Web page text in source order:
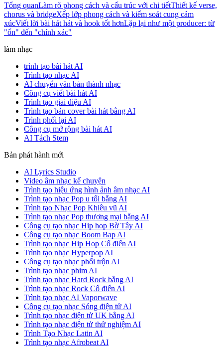
Tổng quanLàm rõ phong cách và cấu trúc với chi tiếtThiết kế verse,
chorus và bridgeXếp lớp phong cách và kiểm soát cung cảm
xúcViết lời bài hát hát và hook tốt hơnLặp lại như một producer: từ
"ổn" đến "chính xác"
làm nhạc
trình tạo bài hát AI
Trình tạo nhạc AI
AI chuyển văn bản thành nhạc
Công cụ viết bài hát AI
Trình tạo giai điệu AI
Trình tạo bản cover bài hát bằng AI
Trình phối lại AI
Công cụ mở rộng bài hát AI
AI Tách Stem
Bản phát hành mới
AI Lyrics Studio
Video âm nhạc kể chuyện
Trình tạo hiệu ứng hình ảnh âm nhạc AI
Trình tạo nhạc Pop u tối bằng AI
Trình tạo Nhạc Pop Khiêu vũ AI
Trình tạo nhạc Pop thương mại bằng AI
Công cụ tạo nhạc Hip hop Bờ Tây AI
Công cụ tạo nhạc Boom Bap AI
Trình tạo nhạc Hip Hop Cổ điển AI
Trình tạo nhạc Hyperpop AI
Công cụ tạo nhạc phối trộn AI
Trình tạo nhạc phim AI
Trình tạo nhạc Hard Rock bằng AI
Trình tạo nhạc Rock Cổ điển AI
Trình tạo nhạc AI Vaporwave
Công cụ tạo nhạc Sóng điện tử AI
Trình tạo nhạc điện tử UK bằng AI
Trình tạo nhạc điện tử thử nghiệm AI
Trình Tạo Nhạc Latin AI
Trình tạo nhạc Afrobeat AI